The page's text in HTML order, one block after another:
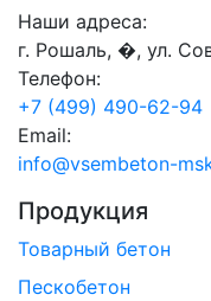
Наши адреса:
г. Рошаль, �, ул.
Телефон:
+7 (499) 490-62-94
Email:
info@vsembeton-
Продукция
Товарный бетон
Пескобетон